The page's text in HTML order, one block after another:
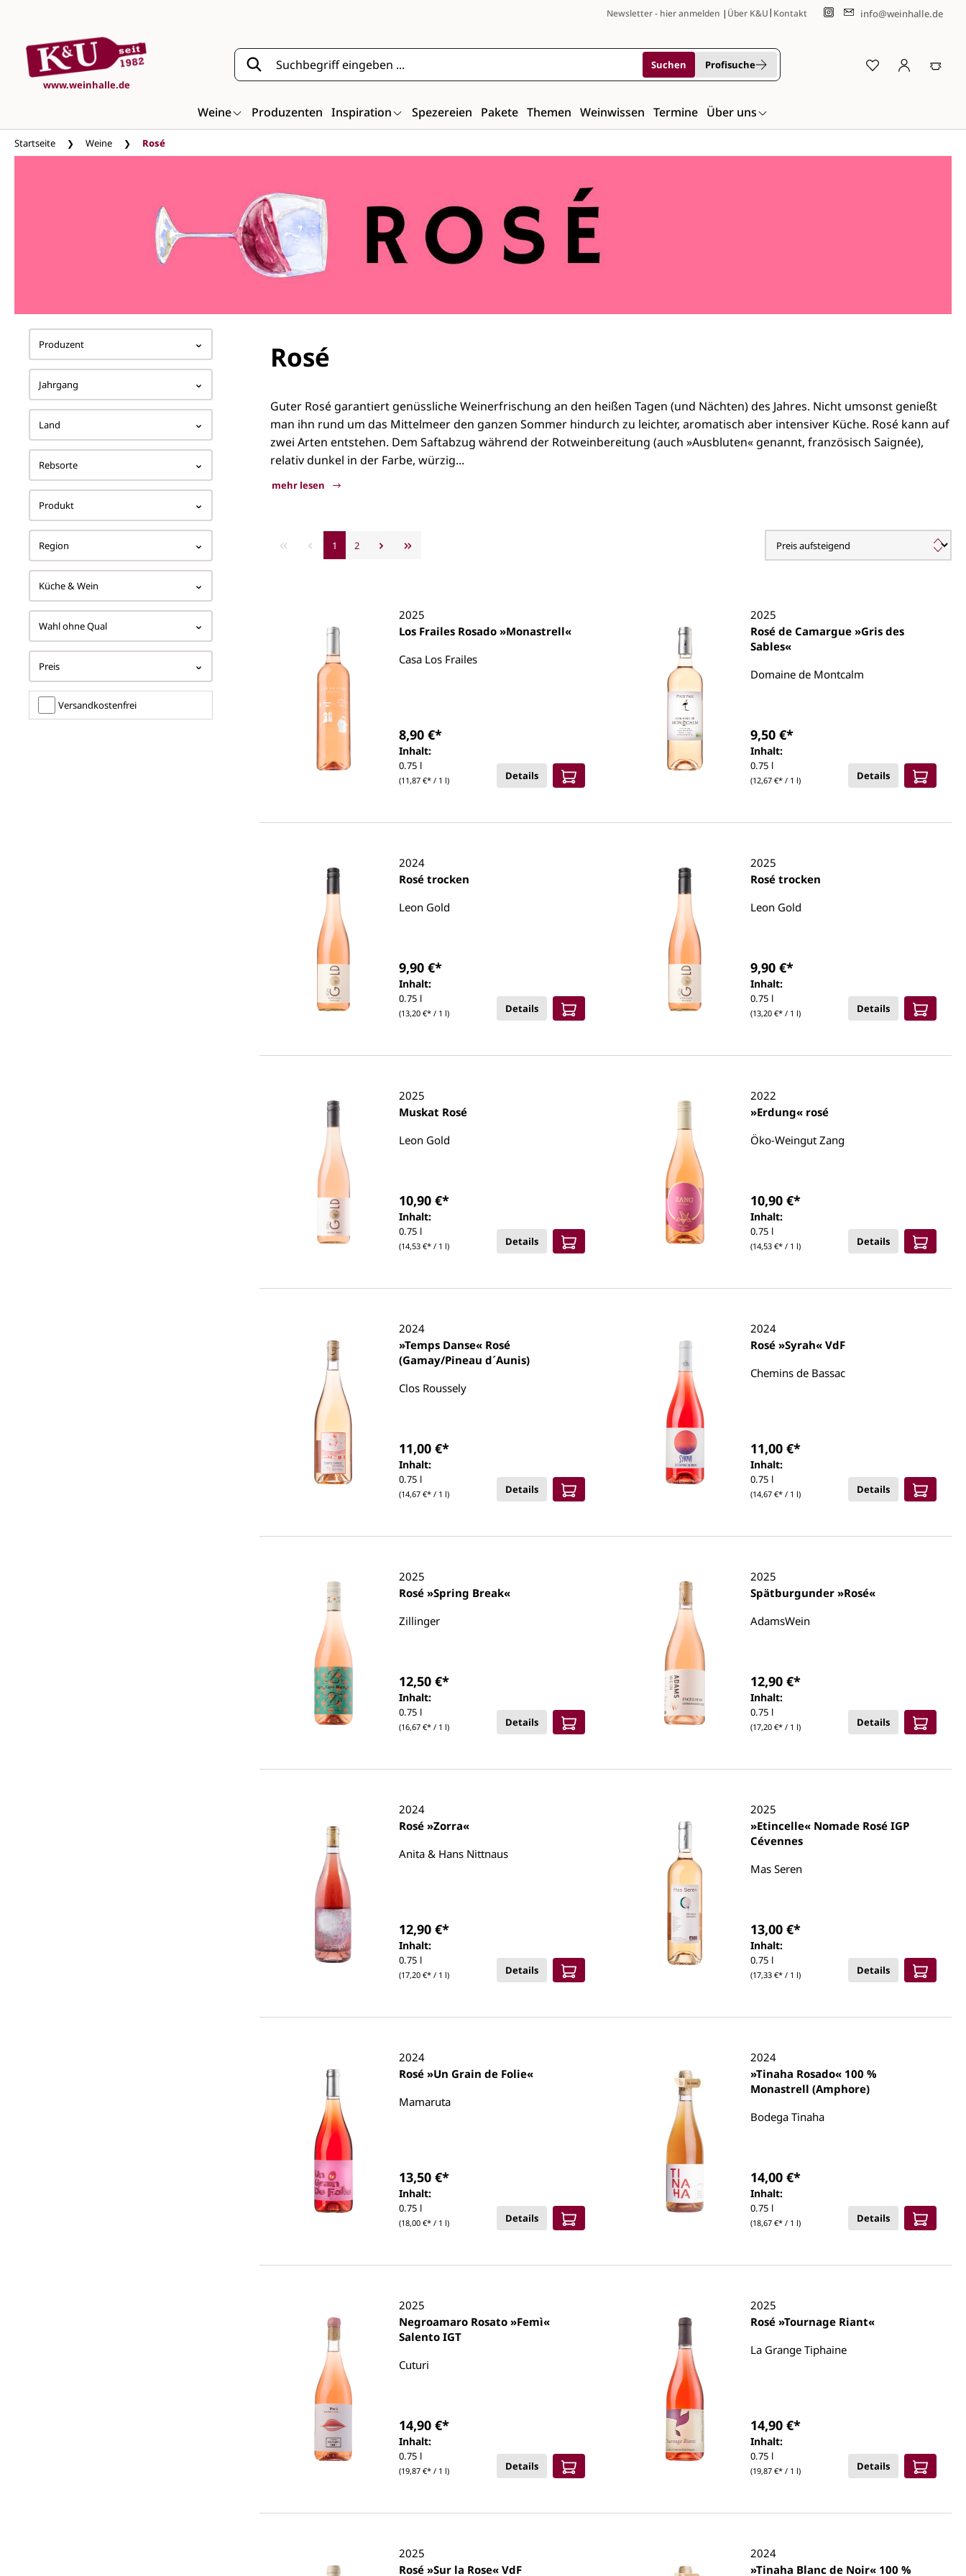
Newsletter - hier anmelden | Über K&U| Kontakt info@weinhalle.de
www.weinhalle.de
Suchen Profisuche
Weine Produzenten Inspiration Spezereien Pakete Themen Weinwissen Termine Über uns
Startseite Weine Rosé
Produzent
Jahrgang
Land
Rebsorte
Produkt
Region
Küche & Wein
Wahl ohne Qual
Preis
Filter hinzufügen: Versandkostenfrei
Versandkostenfrei
Rosé
Guter Rosé garantiert genüssliche Weinerfrischung an den heißen Tagen (und Nächten) des Jahres. Nicht umsonst genießt
man ihn rund um das Mittelmeer den ganzen Sommer hindurch zu leichter, aromatisch aber intensiver Küche. Rosé kann auf
zwei Arten entstehen. Dem Saftabzug während der Rotweinbereitung (auch »Ausbluten« genannt, französisch Saignée),
relativ dunkel in der Farbe, würzig...
mehr lesen
Rosé 1 2
2025
Los Frailes Rosado »Monastrell«
Casa Los Frailes
Inhalt:
0.75 l
(11,87 €* / 1 l)
8,90 €*
Details
2025
Rosé de Camargue »Gris des
Sables«
Domaine de Montcalm
Inhalt:
0.75 l
(12,67 €* / 1 l)
9,50 €*
Details
2024
Rosé trocken
Leon Gold
Inhalt:
0.75 l
(13,20 €* / 1 l)
9,90 €*
Details
2025
Rosé trocken
Leon Gold
Inhalt:
0.75 l
(13,20 €* / 1 l)
9,90 €*
Details
2025
Muskat Rosé
Leon Gold
Inhalt:
0.75 l
(14,53 €* / 1 l)
10,90 €*
Details
2022
»Erdung« rosé
Öko-Weingut Zang
Inhalt:
0.75 l
(14,53 €* / 1 l)
10,90 €*
Details
2024
»Temps Danse« Rosé
(Gamay/Pineau d´Aunis)
Clos Roussely
Inhalt:
0.75 l
(14,67 €* / 1 l)
11,00 €*
Details
2024
Rosé »Syrah« VdF
Chemins de Bassac
Inhalt:
0.75 l
(14,67 €* / 1 l)
11,00 €*
Details
2025
Rosé »Spring Break«
Zillinger
Inhalt:
0.75 l
(16,67 €* / 1 l)
12,50 €*
Details
2025
Spätburgunder »Rosé«
AdamsWein
Inhalt:
0.75 l
(17,20 €* / 1 l)
12,90 €*
Details
2024
Rosé »Zorra«
Anita & Hans Nittnaus
Inhalt:
0.75 l
(17,20 €* / 1 l)
12,90 €*
Details
2025
»Etincelle« Nomade Rosé IGP
Cévennes
Mas Seren
Inhalt:
0.75 l
(17,33 €* / 1 l)
13,00 €*
Details
2024
Rosé »Un Grain de Folie«
Mamaruta
Inhalt:
0.75 l
(18,00 €* / 1 l)
13,50 €*
Details
2024
»Tinaha Rosado« 100 %
Monastrell (Amphore)
Bodega Tinaha
Inhalt:
0.75 l
(18,67 €* / 1 l)
14,00 €*
Details
2025
Negroamaro Rosato »Femì«
Salento IGT
Cuturi
Inhalt:
0.75 l
(19,87 €* / 1 l)
14,90 €*
Details
2025
Rosé »Tournage Riant«
La Grange Tiphaine
Inhalt:
0.75 l
(19,87 €* / 1 l)
14,90 €*
Details
2025
Rosé »Sur la Rose« VdF
2024
»Tinaha Blanc de Noir« 100 %